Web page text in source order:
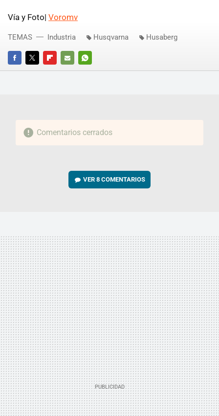
Vía y Foto| Voromv
FACEBOOKTWITTERFLIPBOARD
E-
WHATSAPP
TEMAS Industria Husqvarna Husaberg
Comentarios cerrados
VER8 COMENTARIOS